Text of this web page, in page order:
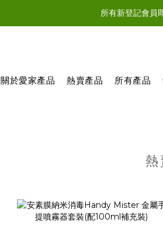
新登記會員結帳時輸入優惠碼「所有新登記會員
新登記會員結帳時輸入優惠碼「
關於愛家產品 熱賣產品 所有產品
熱